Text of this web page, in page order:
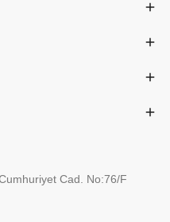
Cad. No:76/F